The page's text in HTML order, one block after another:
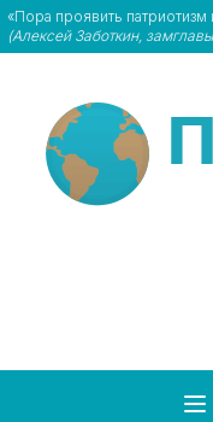
«Пора проявить патриотизм
(Алексей Заботкин,